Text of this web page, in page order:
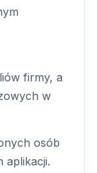
firmy, a
w
osób
aplikacji.